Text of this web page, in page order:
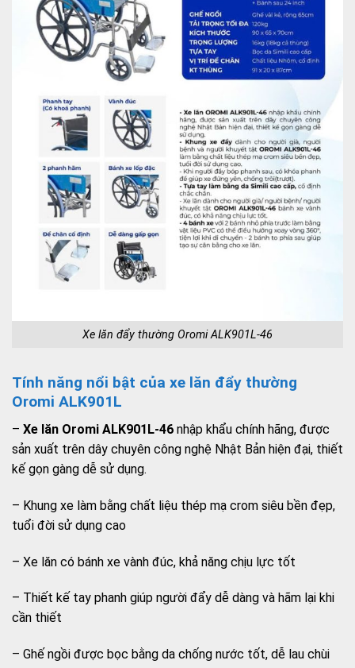
Xe lăn đẩy thường Oromi ALK901L-46
Tính năng nổi bật của xe lăn đẩy thường
Oromi ALK901L
– Xe lăn Oromi ALK901L-46 nhập khẩu chính hãng, được
sản xuất trên dây chuyên công nghệ Nhật Bản hiện đại, thiết
kế gọn gàng dễ sử dụng.
– Khung xe làm bằng chất liệu thép mạ crom siêu bền đẹp,
tuổi đời sử dụng cao
– Xe lăn có bánh xe vành đúc, khả năng chịu lực tốt
– Thiết kế tay phanh giúp người đẩy dễ dàng và hãm lại khi
cần thiết
– Ghế ngồi được bọc bằng da chống nước tốt, dễ lau chùi